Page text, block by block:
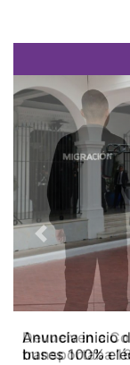
Devuelven a
transportaba
Previous